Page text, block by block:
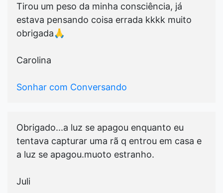
Tirou um peso da minha consciência, já
estava pensando coisa errada kkkk muito
obrigada🙏
Carolina
Sonhar com Conversando
Obrigado...a luz se apagou enquanto eu
tentava capturar uma rã q entrou em casa e
a luz se apagou.muoto estranho.
Juli